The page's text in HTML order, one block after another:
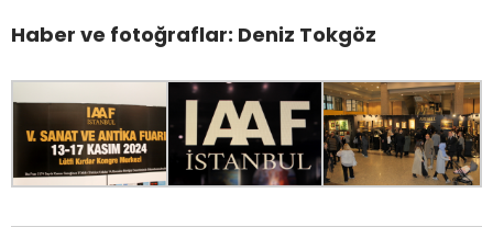
Haber ve fotoğraflar: Deniz Tokgöz